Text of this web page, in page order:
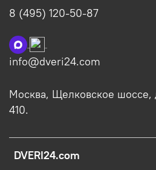
DVERI24.com
8 (495) 120-50-87
info@dveri24.com
Москва, Щелковское шоссе,
410.